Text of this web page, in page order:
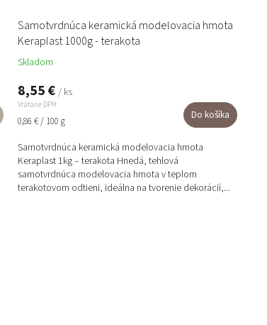
Samotvrdnúca keramická modelovacia hmota
Keraplast 1000g - terakota
Skladom
8,55 € / ks
Vrátane DPH
Jednotková
0,86 € / 100 g Do košíka
Samotvrdnúca keramická modelovacia hmota
Keraplast 1kg – terakota Hnedá, tehlová
samotvrdnúca modelovacia hmota v teplom
terakotovom odtieni, ideálna na tvorenie dekorácií,...